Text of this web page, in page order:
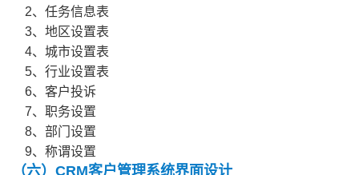
2、任务信息表
3、地区设置表
4、城市设置表
5、行业设置表
6、客户投诉
7、职务设置
8、部门设置
9、称谓设置
（六）CRM客户管理系统界面设计